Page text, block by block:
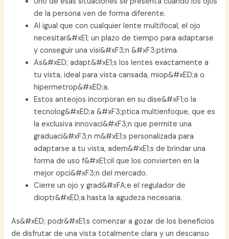
de la persona ven de forma diferente.
Al igual que con cualquier lente multifocal, el ojo
necesitar&#xE1; un plazo de tiempo para adaptarse
y conseguir una visi&#xF3;n &#xF3;ptima.
As&#xED; adapt&#xE1;s los lentes exactamente a
tu vista, ideal para vista cansada, miop&#xED;a o
hipermetrop&#xED;a.
Estos anteojos incorporan en su dise&#xF1;o la
tecnolog&#xED;a &#xF3;ptica multienfoque, que es
la exclusiva innovaci&#xF3;n que permite una
graduaci&#xF3;n m&#xE1;s personalizada para
adaptarse a tu vista, adem&#xE1;s de brindar una
forma de uso f&#xE1;cil que los convierten en la
mejor opci&#xF3;n del mercado.
Cierre un ojo y grad&#xFA;e el regulador de
dioptr&#xED;a hasta la agudeza necesaria.
As&#xED; podr&#xE1;s comenzar a gozar de los beneficios
de disfrutar de una vista totalmente clara y un descanso